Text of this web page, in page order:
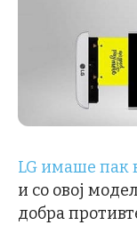
LG имаше пак
и со овој
добра